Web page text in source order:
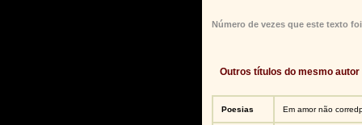
Número de vezes que este texto
Outros títulos do mesmo autor
Poesias Em amor não